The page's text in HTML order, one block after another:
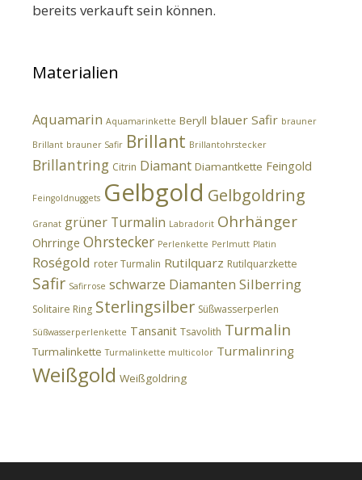
bereits verkauft sein können.
Materialien
Aquamarin Aquamarinkette Beryll blauer Safir brauner
Brillant brauner Safir Brillant Brillantohrstecker
Brillantring Citrin Diamant Diamantkette Feingold
Feingoldnuggets Gelbgold Gelbgoldring
Granat grüner Turmalin Labradorit Ohrhänger
Ohrringe Ohrstecker Perlenkette Perlmutt Platin
Roségold roter Turmalin Rutilquarz Rutilquarzkette
Safir Safirrose schwarze Diamanten Silberring
Solitaire Ring Sterlingsilber Süßwasserperlen
Süßwasserperlenkette Tansanit Tsavolith Turmalin
Turmalinkette Turmalinkette multicolor Turmalinring
Weißgold Weißgoldring